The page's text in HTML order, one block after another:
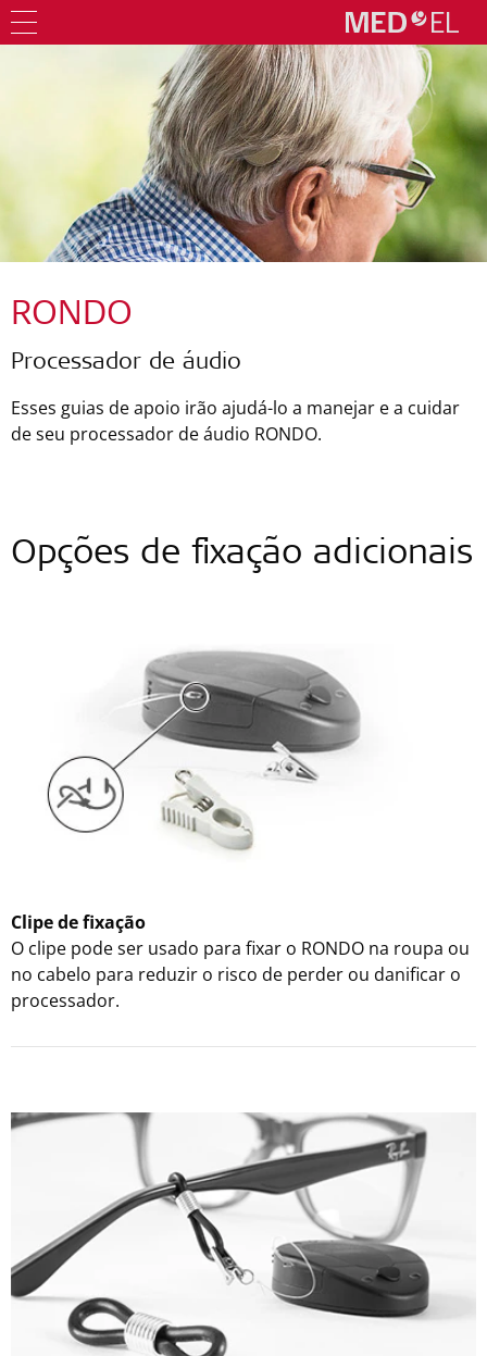
RONDO
Processador de áudio
Esses guias de apoio irão ajudá-lo a manejar e a cuidar
de seu processador de áudio RONDO.
Opções de fixação adicionais
Clipe de fixação
O clipe pode ser usado para fixar o RONDO na roupa ou
no cabelo para reduzir o risco de perder ou danificar o
processador.